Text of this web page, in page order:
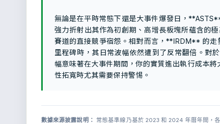
無論是在平時常態下還是大事件爆發日，
強力折射出其作為初創期、高增長板塊所蘊含的
賽道的直接競爭宿怨。相對而言，**IRDM** 的
里程碑時，其日常波幅依然遭到了反常翻倍。對
幅意味著在大事件期間，你的實質進出執行成本
性拓寬時尤其需要保持警惕。
數據來源披露說明：
常態基準線乃基於 2023 和 2024 年曆年間，